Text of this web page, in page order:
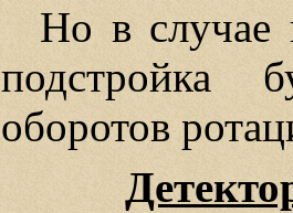
Но в случае
подстройка
оборотов